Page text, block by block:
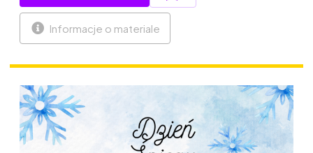
Informacje o materiale